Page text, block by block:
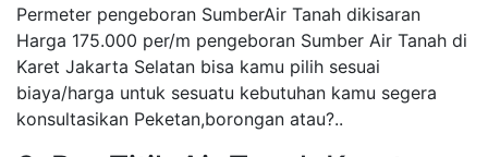
Permeter pengeboran SumberAir Tanah dikisaran
Harga 175.000 per/m pengeboran Sumber Air Tanah di
Karet Jakarta Selatan bisa kamu pilih sesuai
biaya/harga untuk sesuatu kebutuhan kamu segera
konsultasikan Peketan,borongan atau?..